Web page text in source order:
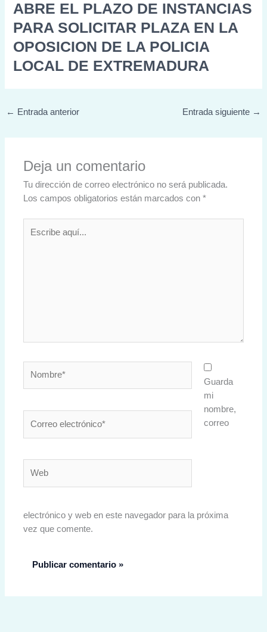
ABRE EL PLAZO DE INSTANCIAS
PARA SOLICITAR PLAZA EN LA
OPOSICION DE LA POLICIA
LOCAL DE EXTREMADURA
← Entrada anterior Entrada siguiente →
Deja un comentario
Tu dirección de correo electrónico no será publicada.
Los campos obligatorios están marcados con*
aquí...
electrónico*
Guarda
mi
nombre,
correo
electrónico y web en este navegador para la próxima
vez que comente.